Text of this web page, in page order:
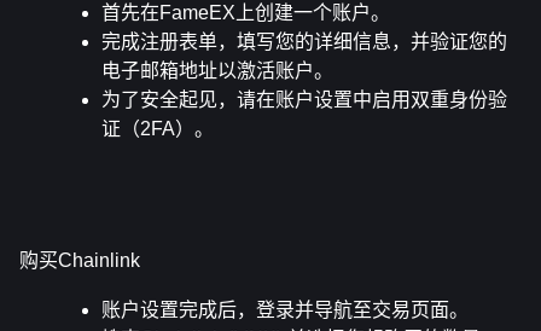
首先在FameEX上创建一个账户。
完成注册表单，填写您的详细信息，并验证您的
电子邮箱地址以激活账户。
为了安全起见，请在账户设置中启用双重身份验
证（2FA）。
购买Chainlink
账户设置完成后，登录并导航至交易页面。